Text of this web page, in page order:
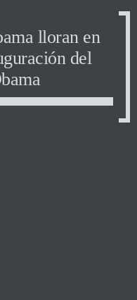
lloran en
del